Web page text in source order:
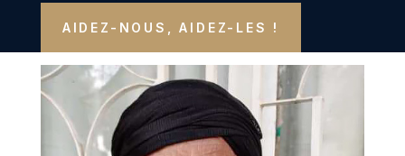
AIDEZ-NOUS, AIDEZ-LES !